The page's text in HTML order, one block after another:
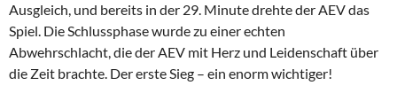
Ausgleich, und bereits in der 29. Minute drehte der AEV das
Spiel. Die Schlussphase wurde zu einer echten
Abwehrschlacht, die der AEV mit Herz und Leidenschaft über
die Zeit brachte. Der erste Sieg – ein enorm wichtiger!